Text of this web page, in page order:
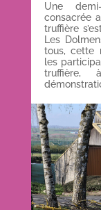
Une
consacrée
truffière
Les
tous, cette
les
truffière,